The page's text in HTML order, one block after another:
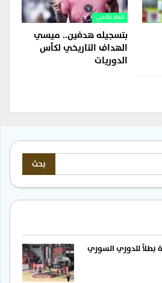
قدم عالمي
بتسجيله هدفين.. ميسي
الهداف التاريخي لكأس
الدوريات
بطلاً للدوري السوري